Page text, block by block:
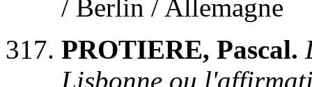
/ Berlin / Allemagne
PROTIERE, Pascal.
Lisbonne ou